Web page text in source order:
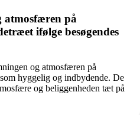
atmosfæren på
ifølge besøgendes
og atmosfæren på
hyggelig og indbydende. De
og beliggenheden tæt på